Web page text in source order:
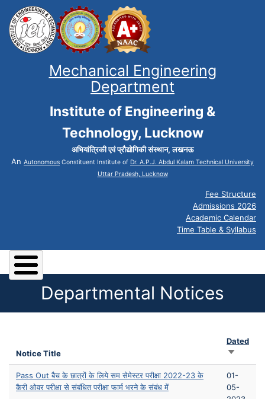
Mechanical Engineering
Department
Institute of Engineering &
Technology, Lucknow
अभियांत्रिकी एवं प्रौद्योगिकी संस्थान, लखनऊ
An Autonomous Constituent Institute of Dr. A.P.J. Abdul Kalam Technical University
Uttar Pradesh, Lucknow
Fee Structure
Admissions 2026
Academic Calendar
Time Table & Syllabus
Departmental Notices
Notice Title
Dated
Sort
Pass Out बैच के छात्रों के लिये सम सेमेस्टर परीक्षा 2022-23 के
कैरी ओवर परीक्षा से संबंधित परीक्षा फार्म भरने के संबंध में
01-
05-